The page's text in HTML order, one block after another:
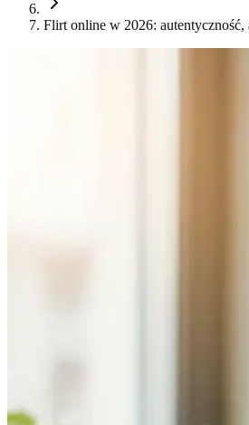
Flirt online w 2026: